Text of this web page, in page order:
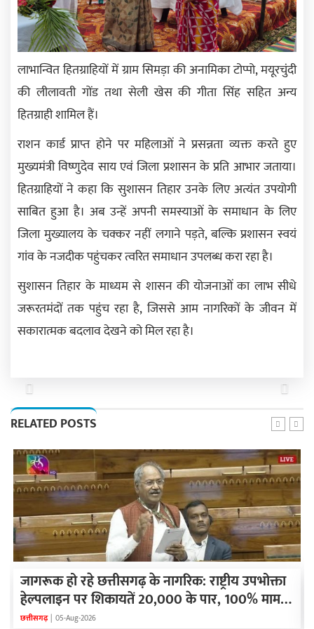
लाभान्वित हितग्राहियों में ग्राम सिमड़ा की अनामिका टोप्पो, मयूरचुंदी
की लीलावती गोंड तथा सेली खेस की गीता सिंह सहित अन्य
हितग्राही शामिल हैं।
राशन कार्ड प्राप्त होने पर महिलाओं ने प्रसन्नता व्यक्त करते हुए
मुख्यमंत्री विष्णुदेव साय एवं जिला प्रशासन के प्रति आभार जताया।
हितग्राहियों ने कहा कि सुशासन तिहार उनके लिए अत्यंत उपयोगी
साबित हुआ है। अब उन्हें अपनी समस्याओं के समाधान के लिए
जिला मुख्यालय के चक्कर नहीं लगाने पड़ते, बल्कि प्रशासन स्वयं
गांव के नजदीक पहुंचकर त्वरित समाधान उपलब्ध करा रहा है।
सुशासन तिहार के माध्यम से शासन की योजनाओं का लाभ सीधे
जरूरतमंदों तक पहुंच रहा है, जिससे आम नागरिकों के जीवन में
सकारात्मक बदलाव देखने को मिल रहा है।
Previous Next
RELATED POSTS
जागरूक हो रहे छत्तीसगढ़ के नागरिक: राष्ट्रीय उपभोक्ता
हेल्पलाइन पर शिकायतें 20,000 के पार, 100% मामलों
का हुआ सफल निवारण - बृजमोहन अग्रवाल
छत्तीसगढ़| 05-Aug-2026